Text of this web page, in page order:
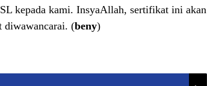
kepada kami. InsyaAllah, sertifikat ini akan
diwawancarai. (beny)